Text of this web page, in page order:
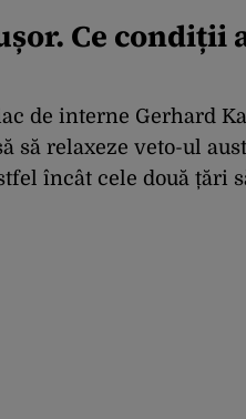
scandalului
Ce condiții
de interne Gerhard
să relaxeze veto-ul
încât cele două țări